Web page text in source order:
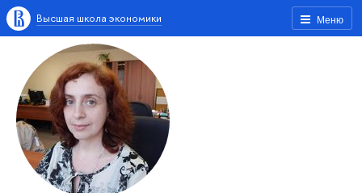
Меню
Высшая школа экономики